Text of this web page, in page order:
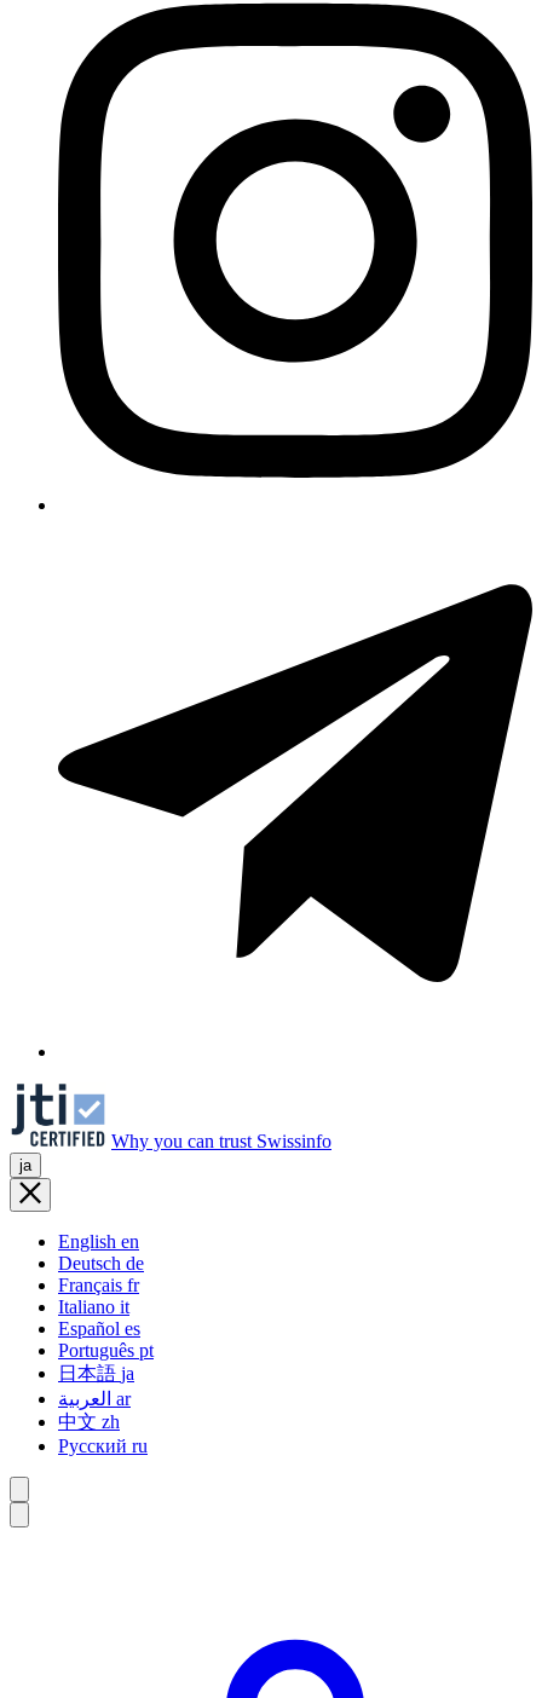
Why you can trust Swissinfo
ja
English en
Deutsch de
Français fr
Italiano it
Español es
Português pt
日本語 ja
ar
中文 zh
Русский ru